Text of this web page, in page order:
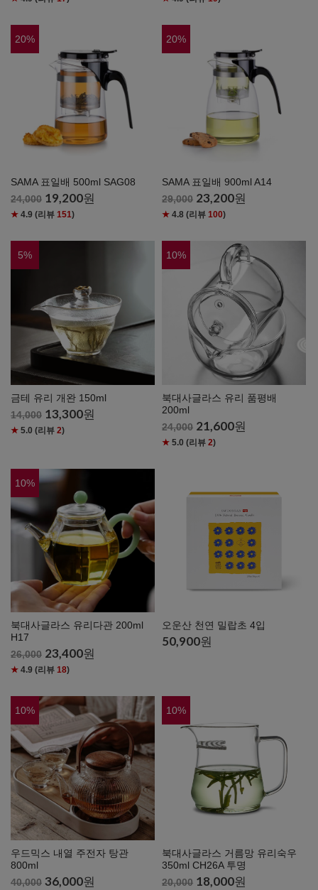
20%
SAMA 표일배 500ml SAG08
24,000 19,200원
★ 4.9 (리뷰 151)
20%
SAMA 표일배 900ml A14
29,000 23,200원
★ 4.8 (리뷰100)
5%
금테 유리 개완 150ml
14,000 13,300원
★ 5.0 (리뷰 2)
10%
북대사글라스 유리 품평배
200ml
24,000 21,600원
★ 5.0 (리뷰2)
10%
북대사글라스 유리다관 200ml
H17
26,000 23,400원
★ 4.9 (리뷰 18)
오운산 천연 밀랍초 4입
50,900원
10%
우드믹스 내열 주전자 탕관
800ml
40,000 36,000원
10%
북대사글라스 거름망 유리숙우
350ml CH26A 투명
20,000 18,000원